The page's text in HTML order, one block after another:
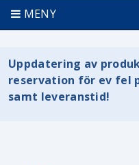
MENY
Uppdatering av
reservation för ev fel
samt leveranstid!